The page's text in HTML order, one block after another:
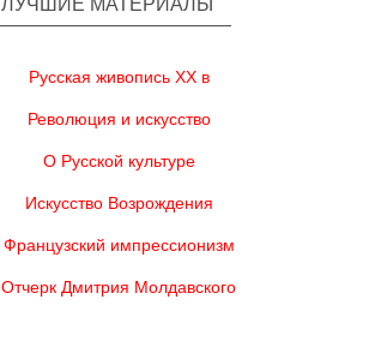
ЛУЧШИЕ МАТЕРИАЛЫ
Русская живопись XX в
Революция и искусство
О Русской культуре
Искусство Возрождения
Французский импрессионизм
Отчерк Дмитрия Молдавского